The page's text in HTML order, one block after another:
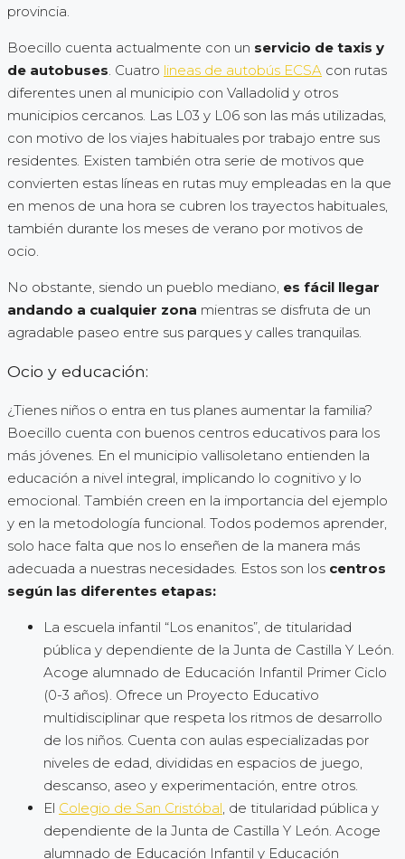
provincia.
Boecillo cuenta actualmente con un servicio de taxis y
de autobuses. Cuatro lineas de autobús ECSA con rutas
diferentes unen al municipio con Valladolid y otros
municipios cercanos. Las L03 y L06 son las más utilizadas,
con motivo de los viajes habituales por trabajo entre sus
residentes. Existen también otra serie de motivos que
convierten estas líneas en rutas muy empleadas en la que
en menos de una hora se cubren los trayectos habituales,
también durante los meses de verano por motivos de
ocio.
No obstante, siendo un pueblo mediano, es fácil llegar
andando a cualquier zona mientras se disfruta de un
agradable paseo entre sus parques y calles tranquilas.
Ocio y educación:
¿Tienes niños o entra en tus planes aumentar la familia?
Boecillo cuenta con buenos centros educativos para los
más jóvenes. En el municipio vallisoletano entienden la
educación a nivel integral, implicando lo cognitivo y lo
emocional. También creen en la importancia del ejemplo
y en la metodología funcional. Todos podemos aprender,
solo hace falta que nos lo enseñen de la manera más
adecuada a nuestras necesidades. Estos son los centros
según las diferentes etapas:
La escuela infantil “Los enanitos”, de titularidad
pública y dependiente de la Junta de Castilla Y León.
Acoge alumnado de Educación Infantil Primer Ciclo
(0-3 años). Ofrece un Proyecto Educativo
multidisciplinar que respeta los ritmos de desarrollo
de los niños. Cuenta con aulas especializadas por
niveles de edad, divididas en espacios de juego,
descanso, aseo y experimentación, entre otros.
El Colegio de San Cristóbal , de titularidad pública y
dependiente de la Junta de Castilla Y León. Acoge
alumnado de Educación Infantil y Educación